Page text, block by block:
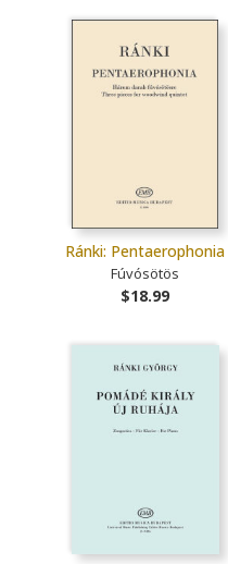
Ránki: Pentaerophonia
Fúvósötös
$18.99